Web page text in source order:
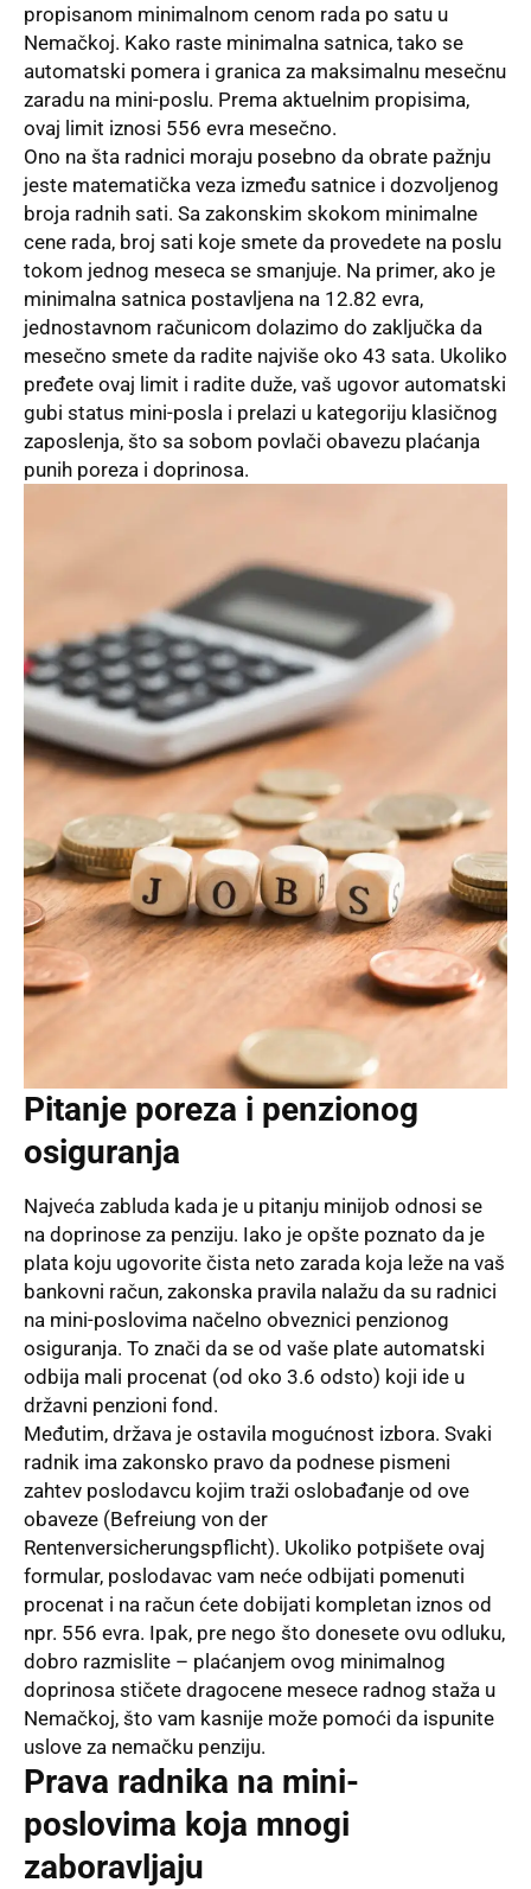
propisanom minimalnom cenom rada po satu u
Nemačkoj. Kako raste minimalna satnica, tako se
automatski pomera i granica za maksimalnu mesečnu
zaradu na mini-poslu. Prema aktuelnim propisima,
ovaj limit iznosi 556 evra mesečno.
Ono na šta radnici moraju posebno da obrate pažnju
jeste matematička veza između satnice i dozvoljenog
broja radnih sati. Sa zakonskim skokom minimalne
cene rada, broj sati koje smete da provedete na poslu
tokom jednog meseca se smanjuje. Na primer, ako je
minimalna satnica postavljena na 12.82 evra,
jednostavnom računicom dolazimo do zaključka da
mesečno smete da radite najviše oko 43 sata. Ukoliko
pređete ovaj limit i radite duže, vaš ugovor automatski
gubi status mini-posla i prelazi u kategoriju klasičnog
zaposlenja, što sa sobom povlači obavezu plaćanja
punih poreza i doprinosa.
Pitanje poreza i penzionog
osiguranja
Najveća zabluda kada je u pitanju minijob odnosi se
na doprinose za penziju. Iako je opšte poznato da je
plata koju ugovorite čista neto zarada koja leže na vaš
bankovni račun, zakonska pravila nalažu da su radnici
na mini-poslovima načelno obveznici penzionog
osiguranja. To znači da se od vaše plate automatski
odbija mali procenat (od oko 3.6 odsto) koji ide u
državni penzioni fond.
Međutim, država je ostavila mogućnost izbora. Svaki
radnik ima zakonsko pravo da podnese pismeni
zahtev poslodavcu kojim traži oslobađanje od ove
obaveze (Befreiung von der
Rentenversicherungspflicht). Ukoliko potpišete ovaj
formular, poslodavac vam neće odbijati pomenuti
procenat i na račun ćete dobijati kompletan iznos od
npr. 556 evra. Ipak, pre nego što donesete ovu odluku,
dobro razmislite – plaćanjem ovog minimalnog
doprinosa stičete dragocene mesece radnog staža u
Nemačkoj, što vam kasnije može pomoći da ispunite
uslove za nemačku penziju.
Prava radnika na mini-
poslovima koja mnogi
zaboravljaju